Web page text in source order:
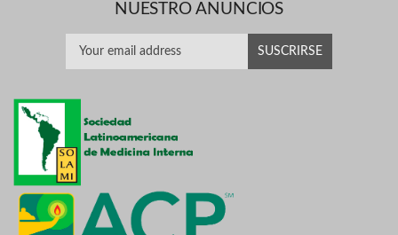
NUESTRO ANUNCIOS